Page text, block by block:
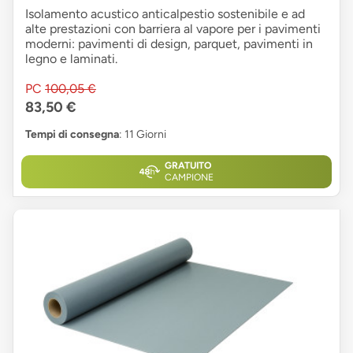
Isolamento acustico anticalpestio sostenibile e ad
alte prestazioni con barriera al vapore per i pavimenti
moderni: pavimenti di design, parquet, pavimenti in
legno e laminati.
PC 100,05 €
83,50 €
Tempi di consegna: 11 Giorni
GRATUITO
CAMPIONE